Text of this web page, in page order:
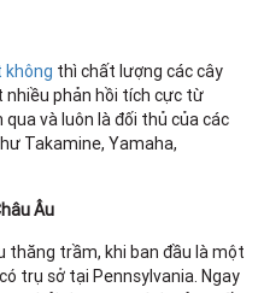
không thì chất lượng các cây
nhiều phản hồi tích cực từ
và luôn là đối thủ của các
Takamine, Yamaha,
Âu
thăng trầm, khi ban đầu là một
trụ sở tại Pennsylvania. Ngay